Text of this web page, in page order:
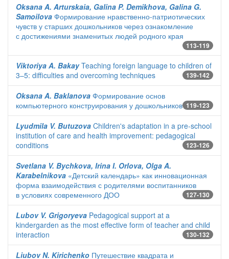
Oksana A. Arturskaia, Galina P. Demikhova, Galina G.
Samoilova Формирование нравственно-патриотических
чувств у старших дошкольников через ознакомление
с достижениями знаменитых людей родного края
113-119
Viktoriya A. BakayTeaching foreign language to children of
3–5: difficulties and overcoming techniques
139-142
Oksana A. Baklanova Формирование основ
компьютерного конструирования у дошкольников 119-123
Lyudmila V. Butuzova Children's adaptation in a pre-school
institution of care and health improvement: pedagogical
conditions
123-126
Svetlana V. Bychkova, Irina I. Orlova, Olga A.
Karabelnikova «Детский календарь» как инновационная
форма взаимодействия с родителями воспитанников
в условиях современного ДОО
127-130
Lubov V. Grigoryeva Pedagogical support at a
kindergarden as the most effective form of teacher and child
interaction
130-132
Liubov N. Kirichenko Путешествие квадрата и